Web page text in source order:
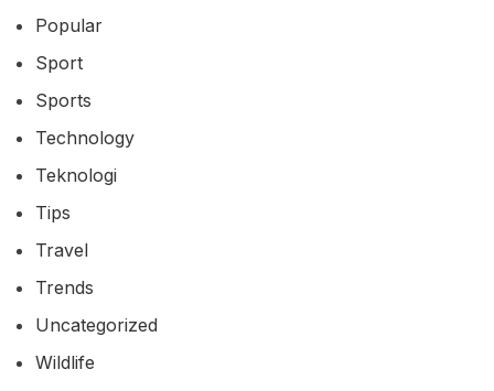
Popular
Sport
Sports
Technology
Teknologi
Tips
Travel
Trends
Uncategorized
Wildlife